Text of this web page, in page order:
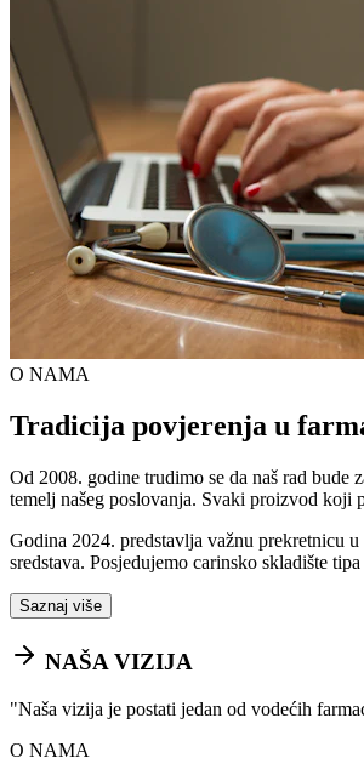
O NAMA
Tradicija povjerenja u
Od 2008. godine trudimo se da naš rad bude
temelj našeg poslovanja. Svaki proizvod koji
Godina 2024. predstavlja važnu prekretnicu
sredstava. Posjedujemo carinsko skladište
Saznaj više
NAŠA VIZIJA
"Naša vizija je postati jedan od vodećih
O NAMA